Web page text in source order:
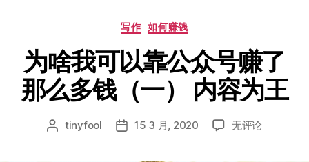
分
写作 如何赚钱
为啥我可以靠公众号赚了
那么多钱（一） 内容为王
文 tinyfool
发 15 3 月, 2020
为
无评论